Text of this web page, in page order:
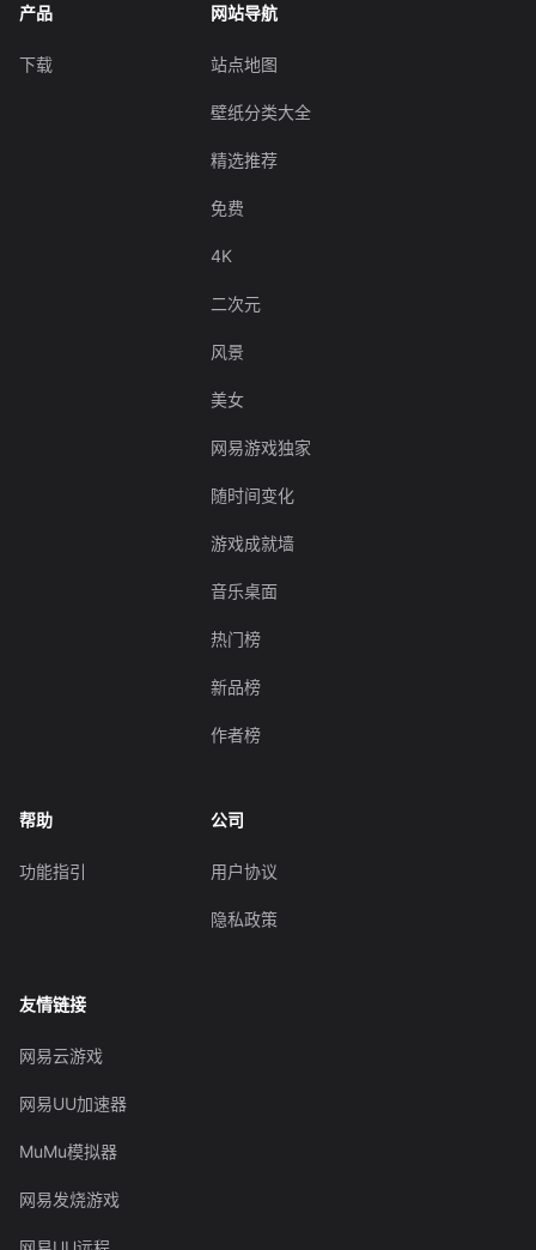
产品
下载
网站导航
站点地图
壁纸分类大全
精选推荐
免费
4K
二次元
风景
美女
网易游戏独家
随时间变化
游戏成就墙
音乐桌面
热门榜
新品榜
作者榜
帮助
功能指引
公司
用户协议
隐私政策
友情链接
网易云游戏
网易UU加速器
MuMu模拟器
网易发烧游戏